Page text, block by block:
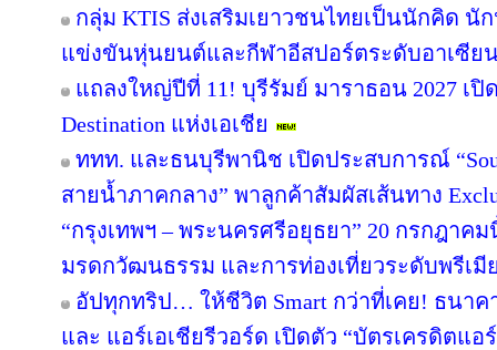
กลุ่ม KTIS ส่งเสริมเยาวชนไทยเป็นนักคิด นั
แข่งขันหุ่นยนต์และกีฬาอีสปอร์ตระดับอาเซีย
แถลงใหญ่ปีที่ 11! บุรีรัมย์ มาราธอน 2027 เปิ
Destination แห่งเอเชีย
ททท. และธนบุรีพานิช เปิดประสบการณ์
สายน้ำภาคกลาง” พาลูกค้าสัมผัสเส้นทาง
“กรุงเทพฯ – พระนครศรีอยุธยา” 20 กรกฎาค
มรดกวัฒนธรรม และการท่องเที่ยวระดับพรีเมี
อัปทุกทริป… ให้ชีวิต Smart กว่าที่เคย! ธนาค
และ แอร์เอเชียรีวอร์ด เปิดตัว “บัตรเครดิตแ